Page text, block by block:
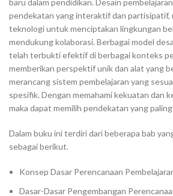
baru dalam pendidikan. Desain
pendekatan yang interaktif dan partisipatif,
teknologi untuk menciptakan lingkungan
mendukung kolaborasi. Berbagai model
telah terbukti efektif di berbagai konteks
memberikan perspektif unik dan alat yang
merancang sistem pembelajaran yang
spesifik. Dengan memahami kekuatan dan
maka dapat memilih pendekatan yang
Dalam buku ini terdiri dari beberapa bab
sebagai berikut.
Konsep Dasar Perencanaan
Dasar-Dasar Pengembangan